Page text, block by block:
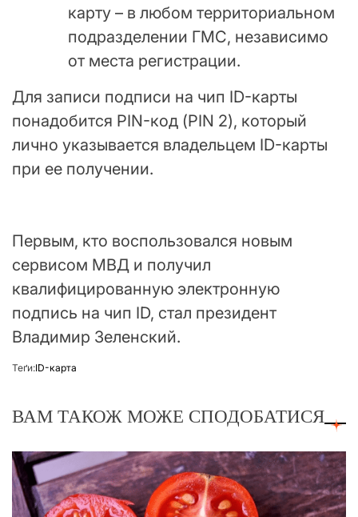
карту – в любом территориальном
подразделении ГМС, независимо
от места регистрации.
Для записи подписи на чип ID-карты
понадобится PIN-код (PIN 2), который
лично указывается владельцем ID-карты
при ее получении.
Первым, кто воспользовался новым
сервисом МВД и получил
квалифицированную электронную
подпись на чип ID, стал президент
Владимир Зеленский.
Теґи:ID-карта
ВАМ ТАКОЖ МОЖЕ СПОДОБАТИСЯ